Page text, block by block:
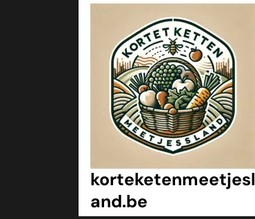
korteketenmeetjesl
and.be